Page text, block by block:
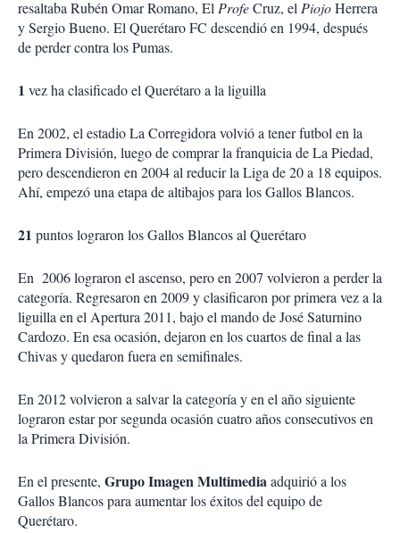
resaltaba Rubén Omar Romano, El ProfeCruz, el PiojoHerrera
y Sergio Bueno. El Querétaro FC descendió en 1994, después
de perder contra los Pumas.
1 vez ha clasificado el Querétaro a la liguilla
En 2002, el estadio La Corregidora volvió a tener futbol en la
Primera División, luego de comprar la franquicia de La Piedad,
pero descendieron en 2004 al reducir la Liga de 20 a 18 equipos.
Ahí, empezó una etapa de altibajos para los Gallos Blancos.
21 puntos lograron los Gallos Blancos al Querétaro
En 2006 lograron el ascenso, pero en 2007 volvieron a perder la
categoría. Regresaron en 2009 y clasificaron por primera vez a la
liguilla en el Apertura 2011, bajo el mando de José Saturnino
Cardozo. En esa ocasión, dejaron en los cuartos de final a las
Chivas y quedaron fuera en semifinales.
En 2012 volvieron a salvar la categoría y en el año siguiente
lograron estar por segunda ocasión cuatro años consecutivos en
la Primera División.
En el presente, Grupo Imagen Multimediaadquirió a los
Gallos Blancos para aumentar los éxitos del equipo de
Querétaro.